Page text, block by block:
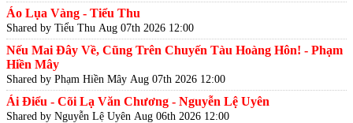
Áo Lụa Vàng - Tiểu Thu
Shared by Tiểu Thu Aug 07th 2026 12:00
Nếu Mai Đây Về, Cũng Trên Chuyến Tàu Hoàng Hôn! - Phạm
Hiền Mây
Shared by Phạm Hiền Mây Aug 07th 2026 12:00
Ái Điểu - Cõi Lạ Văn Chương - Nguyễn Lệ Uyên
Shared by Nguyễn Lệ Uyên Aug 06th 2026 12:00